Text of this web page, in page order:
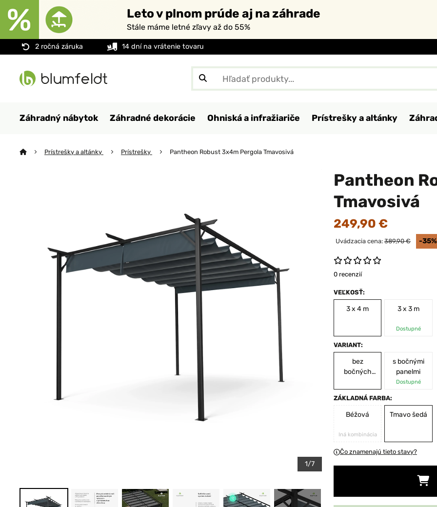
Leto v plnom prúde aj na záhrade
Stále máme letné zľavy až do 55%
2 ročná záruka 14 dní na vrátenie tovaru
Záhradný nábytok Záhradné dekorácie Ohniská a infražiariče Prístrešky a altánky
Prístrešky a altánky Prístrešky Pantheon Robust 3x4m Pergola Tmavosivá
1/7
Pantheon
Tmavosivá
249,90 €
Uvádzacia cena: 389,90 € -35%
0 recenzií
VEĽKOSŤ:
3 x 4 m 3 x 3 m
Dostupné
VARIANT:
bez
bočných
s bočnými
panelmi
Dostupné
ZÁKLADNÁ FARBA:
Béžová
Iná kombinácia
Tmavo šedá
Čo znamenajú tieto stavy?